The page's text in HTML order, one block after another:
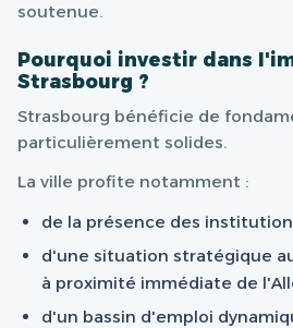
soutenue.
Pourquoi investir dans
Strasbourg ?
Strasbourg bénéficie de
particulièrement solides.
La ville profite notamment :
de la présence des
d'une situation stratégique
à proximité immédiate de
d'un bassin d'emploi